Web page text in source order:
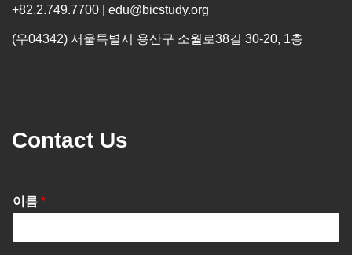
+82.2.749.7700 | edu@bicstudy.org
(우04342) 서울특별시 용산구 소월로38길 30-20, 1층
Contact Us
이름 *